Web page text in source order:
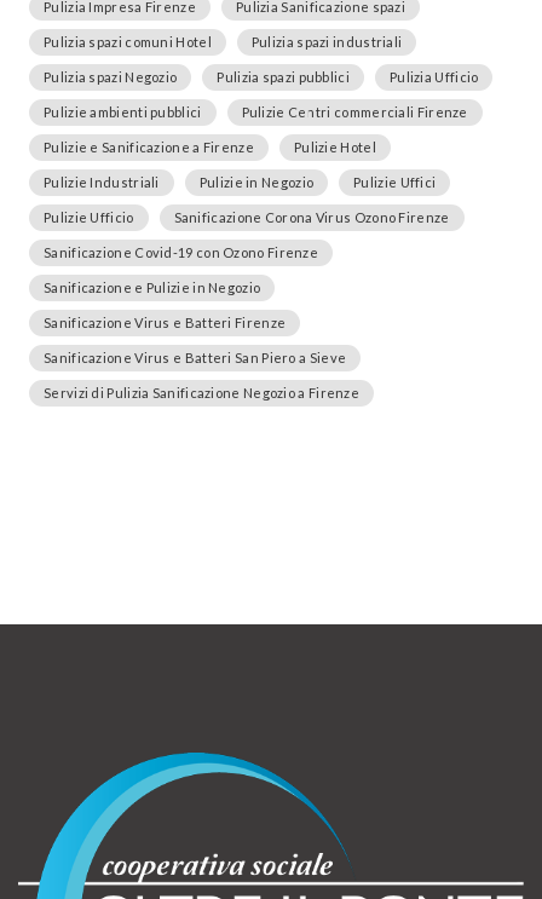
Pulizia Impresa Firenze Pulizia Sanificazione spazi
Pulizia spazi comuni Hotel Pulizia spazi industriali
Pulizia spazi Negozio Pulizia spazi pubblici Pulizia Ufficio
Pulizie ambienti pubblici Pulizie Centri commerciali Firenze
Pulizie e Sanificazione a Firenze Pulizie Hotel
Pulizie Industriali Pulizie in Negozio Pulizie Uffici
Pulizie Ufficio Sanificazione Corona Virus Ozono Firenze
Sanificazione Covid-19 con Ozono Firenze
Sanificazione e Pulizie in Negozio
Sanificazione Virus e Batteri Firenze
Sanificazione Virus e Batteri San Piero a Sieve
Servizi di Pulizia Sanificazione Negozio a Firenze